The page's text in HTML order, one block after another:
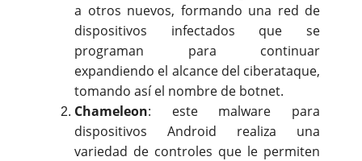
a otros nuevos, formando una red de
dispositivos infectados que se
programan para continuar
expandiendo el alcance del ciberataque,
tomando así el nombre de botnet.
Chameleon: este malware para
dispositivos Android realiza una
variedad de controles que le permiten